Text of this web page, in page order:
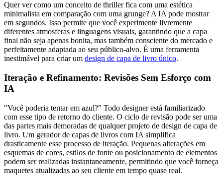
Quer ver como um conceito de thriller fica com uma estética
minimalista em comparação com uma grunge? A IA pode mostrar
em segundos. Isso permite que você experimente livremente
diferentes atmosferas e linguagens visuais, garantindo que a capa
final não seja apenas bonita, mas também consciente do mercado e
perfeitamente adaptada ao seu público-alvo. É uma ferramenta
inestimável para criar um design de capa de livro único.
Iteração e Refinamento: Revisões Sem Esforço com
IA
"Você poderia tentar em azul?" Todo designer está familiarizado
com esse tipo de retorno do cliente. O ciclo de revisão pode ser uma
das partes mais demoradas de qualquer projeto de design de capa de
livro. Um gerador de capas de livros com IA simplifica
drasticamente esse processo de iteração. Pequenas alterações em
esquemas de cores, estilos de fonte ou posicionamento de elementos
podem ser realizadas instantaneamente, permitindo que você forneça
maquetes atualizadas ao seu cliente em tempo quase real.